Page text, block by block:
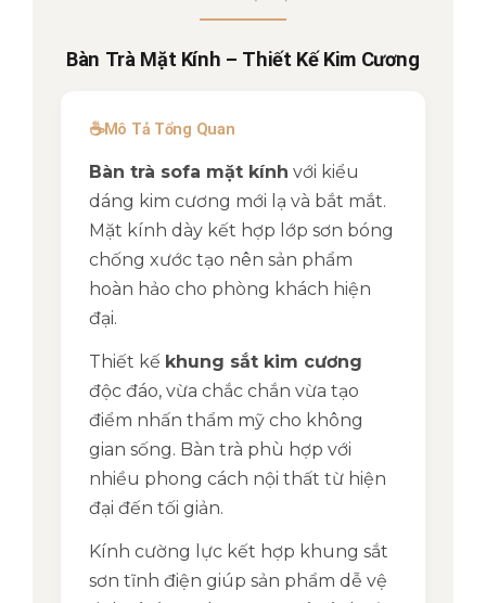
Bàn Trà Mặt Kính – Thiết Kế Kim Cương
☕Mô Tả Tổng Quan
Bàn trà sofa mặt kính với kiểu
dáng kim cương mới lạ và bắt mắt.
Mặt kính dày kết hợp lớp sơn bóng
chống xước tạo nên sản phẩm
hoàn hảo cho phòng khách hiện
đại.
Thiết kế khung sắt kim cương
độc đáo, vừa chắc chắn vừa tạo
điểm nhấn thẩm mỹ cho không
gian sống. Bàn trà phù hợp với
nhiều phong cách nội thất từ hiện
đại đến tối giản.
Kính cường lực kết hợp khung sắt
sơn tĩnh điện giúp sản phẩm dễ vệ